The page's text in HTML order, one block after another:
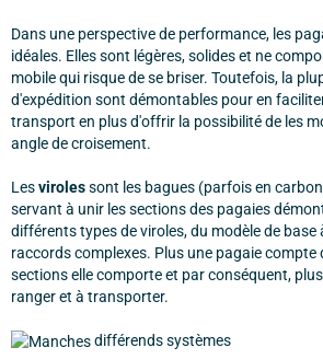
Dans une perspective de performance, les
idéales. Elles sont légères, solides et ne
mobile qui risque de se briser. Toutefois, la
d'expédition sont démontables pour en
transport en plus d'offrir la possibilité de les
angle de croisement.
Lesvirolessont les bagues (parfois en
servant à unir les sections des pagaies
différents types de viroles, du modèle de
raccords complexes. Plus une pagaie compte
sections elle comporte et par conséquent,
ranger et à transporter.
différends systèmes